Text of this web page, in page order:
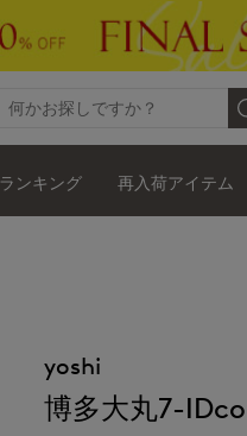
ランキング 再入荷アイテム
yoshi
博多大丸7-